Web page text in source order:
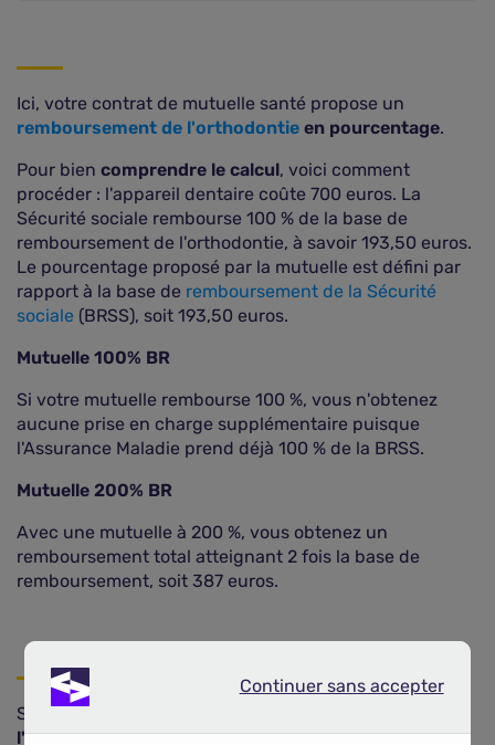
Ici, votre contrat de mutuelle santé propose un
remboursement de l'orthodontie en pourcentage.
Pour bien comprendre le calcul, voici comment
procéder : l'appareil dentaire coûte 700 euros. La
Sécurité sociale rembourse 100 % de la base de
remboursement de l'orthodontie, à savoir 193,50 euros.
Le pourcentage proposé par la mutuelle est défini par
rapport à la base de remboursement de la Sécurité
sociale (BRSS), soit 193,50 euros.
Mutuelle 100% BR
Si votre mutuelle rembourse 100 %, vous n'obtenez
aucune prise en charge supplémentaire puisque
l'Assurance Maladie prend déjà 100 % de la BRSS.
Mutuelle 200% BR
Avec une mutuelle à 200 %, vous obtenez un
remboursement total atteignant 2 fois la base de
remboursement, soit 387 euros.
Si leremboursement d'un appareil proposé par
l'orthodontistepeut être exprimé en pourcentage,
Continuer sans accepter
Continuer sans accepter